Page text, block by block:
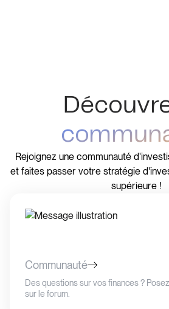
Rejoignez une communauté
et faites passer votre stratégie
supérieure !
Communauté
Des questions sur vos finances ?
sur le forum.